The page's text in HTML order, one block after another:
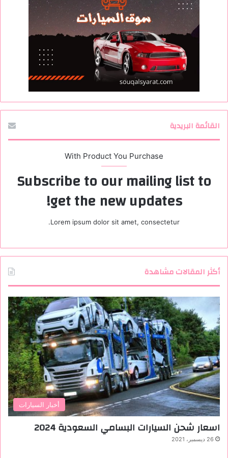
القائمة البريدية
With Product You Purchase
Subscribe to our mailing list to
get the new updates!
Lorem ipsum dolor sit amet, consectetur.
أكثر المقالات مشاهدة
أخبار السيارات
اسعار شحن السيارات البسامي السعودية 2024
26 ديسمبر، 2021